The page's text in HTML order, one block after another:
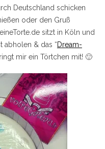
Deutschland schicken
oder den Gruß
sitzt in Köln und
abholen & das “Dream-
mir ein Törtchen mit! 🙂